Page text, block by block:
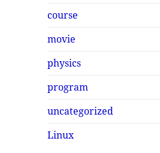
course
movie
physics
program
uncategorized
Linux